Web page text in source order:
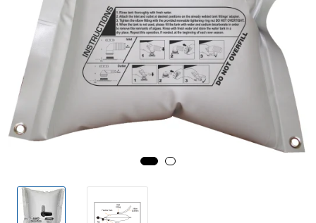
Båtpleie/Opplag
Outlet